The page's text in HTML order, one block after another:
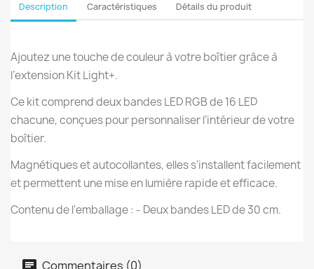
Description Caractéristiques Détails du produit
Ajoutez une touche de couleur à votre boîtier grâce à
l’extension Kit Light+.
Ce kit comprend deux bandes LED RGB de 16 LED
chacune, conçues pour personnaliser l’intérieur de votre
boîtier.
Magnétiques et autocollantes, elles s’installent facilement
et permettent une mise en lumière rapide et efficace.
Contenu de l'emballage : - Deux bandes LED de 30 cm.
Commentaires (0)